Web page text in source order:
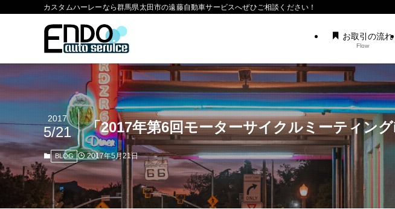
カスタムハーレーなら群馬県太田市の遠藤自動車サービスへぜひご相談ください！
お取引の流れ
Flow
「2017年第6回モーターサイクルミーティン
2017
5/21
BLOG 2017年5月21日